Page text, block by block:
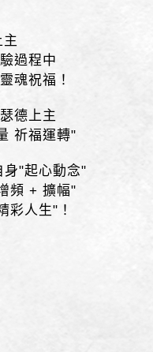
過程中
魂祝福！
德上主
祈福運轉"
"起心動念"
頻 + 擴幅"
彩人生"！